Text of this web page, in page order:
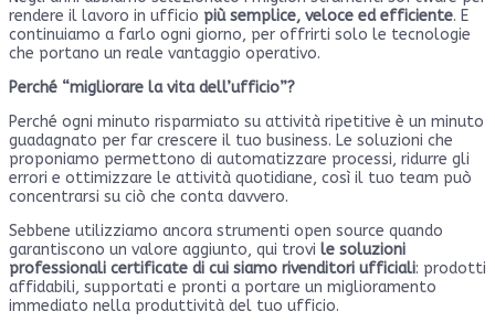
rendere il lavoro in ufficio più semplice, veloce ed efficiente. E
continuiamo a farlo ogni giorno, per offrirti solo le tecnologie
che portano un reale vantaggio operativo.
Perché “migliorare la vita dell’ufficio”?
Perché ogni minuto risparmiato su attività ripetitive è un minuto
guadagnato per far crescere il tuo business. Le soluzioni che
proponiamo permettono di automatizzare processi, ridurre gli
errori e ottimizzare le attività quotidiane, così il tuo team può
concentrarsi su ciò che conta davvero.
Sebbene utilizziamo ancora strumenti open source quando
garantiscono un valore aggiunto, qui trovi le soluzioni
professionali certificate di cui siamo rivenditori ufficiali: prodotti
affidabili, supportati e pronti a portare un miglioramento
immediato nella produttività del tuo ufficio.